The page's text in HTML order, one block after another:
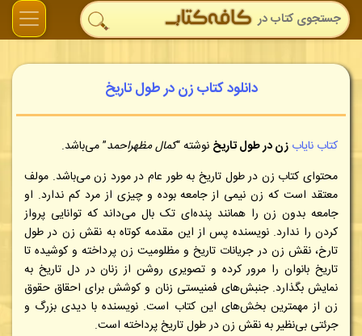
دانلود کتاب زن در طول تاریخ
کتاب نایاب زن در طول تاریخ نوشته “کمال مظهراحمد” می‌باشد.
محتوای کتاب زن در طول تاریخ به طور عام در مورد زن می‌باشد. مولف
معتقد است که زن نیمی‌ از جامعه بوده و چیزی از مرد کم ندارد. او
جامعه بدون زن را همانند پنده‌ای تک بال می‌داند که توانایی پرواز
کردن را ندارد. نویسنده پس از این مقدمه کوتاه به نقش زن در طول
تارخ، نقش زن در جریانات تاریخ و مظلومیت زن پرداخته و کوشیده تا
تاریخ بانوان را مرور کرده و تصویری روشن از زنان در دل تاریخ به
نمایش بگذارد. جنبش‌های فمنیستی زنان و کوشش برای احقاق حقوق
زن از مهمترین بخش‌های این کتاب است. نویسنده با دیدی بزرگ و
جرئتی بی‌نظیر به نقش زن در طول تاریخ پرداخته است.